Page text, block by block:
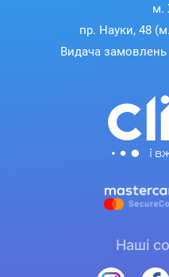
м.
пр. Науки, 48
Видача
Наші